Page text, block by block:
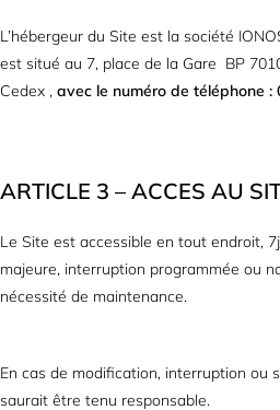
L’hébergeur du Site est la société
est situé au 7, place de la Gare BP
Cedex , avec le numéro de téléphone :
ARTICLE 3 – ACCES AU
Le Site est accessible en tout endroit,
majeure, interruption programmée ou
nécessité de maintenance.
En cas de modification, interruption ou
saurait être tenu responsable.